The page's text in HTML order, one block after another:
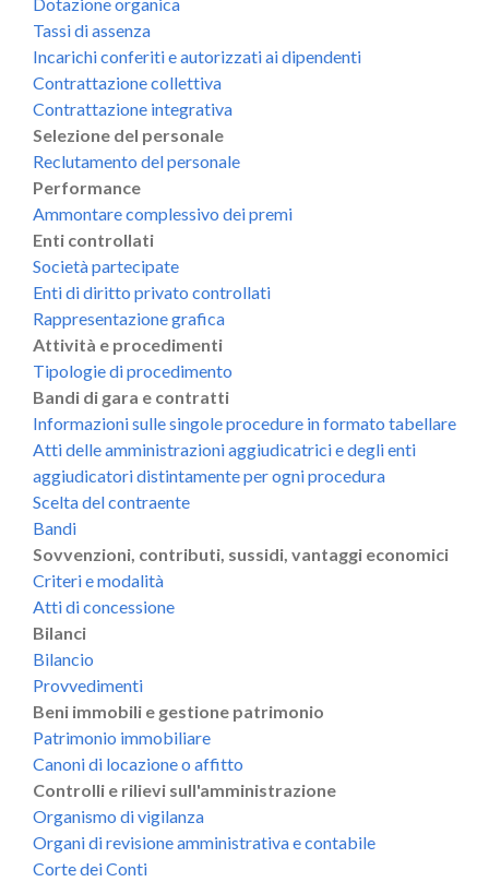
Tassi di assenza
Incarichi conferiti e autorizzati ai dipendenti
Contrattazione collettiva
Contrattazione integrativa
Selezione del personale
Reclutamento del personale
Performance
Ammontare complessivo dei premi
Enti controllati
Società partecipate
Enti di diritto privato controllati
Rappresentazione grafica
Attività e procedimenti
Tipologie di procedimento
Bandi di gara e contratti
Informazioni sulle singole procedure in formato tabellare
Atti delle amministrazioni aggiudicatrici e degli enti
aggiudicatori distintamente per ogni procedura
Scelta del contraente
Bandi
Sovvenzioni, contributi, sussidi, vantaggi economici
Criteri e modalità
Atti di concessione
Bilanci
Bilancio
Provvedimenti
Beni immobili e gestione patrimonio
Patrimonio immobiliare
Canoni di locazione o affitto
Controlli e rilievi sull'amministrazione
Organismo di vigilanza
Organi di revisione amministrativa e contabile
Corte dei Conti